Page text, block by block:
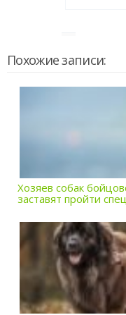
Похожие записи:
Хозяев собак
заставят пройти